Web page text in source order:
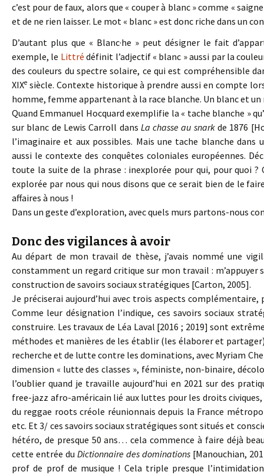
c’est pour de faux, alors que « couper à blanc » comme «
et de ne rien laisser. Le mot « blanc » est donc riche dans un
D’autant plus que « Blanc·he » peut désigner le fait
exemple, le Littré définit l’adjectif « blanc » aussi par la
des couleurs du spectre solaire, ce qui est compréhensible
XIXe siècle. Contexte historique à prendre aussi en compte
homme, femme appartenant à la race blanche. Un blanc et un
Quand Emmanuel Hocquard exemplifie la « tache blanche »
sur blanc de Lewis Carroll dans La chasse au snarkde 1876
l’imaginaire et aux possibles. Mais une tache blanche dans
aussi le contexte des conquêtes coloniales européennes.
toute la suite de la phrase : inexplorée pour qui, pour quoi ?
explorée par nous qui nous disons que ce serait bien de le
affaires à nous !
Dans un geste d’exploration, avec quels murs partons-nous
Donc des vigilances à avoir
Au départ de mon travail de thèse, j’avais nommé une
constamment un regard critique sur mon travail :
construction de savoirs sociaux stratégiques [Carton, 2005].
Je préciserai aujourd’hui avec trois aspects
Comme leur désignation l’indique, ces savoirs sociaux
construire. Les travaux de Léa Laval [2016 ; 2019] sont
méthodes et manières de les établir (les élaborer et
recherche et de lutte contre les dominations, avec Myriam
dimension « lutte des classes », féministe, non-binaire,
l’oublier quand je travaille aujourd’hui en 2021 sur des
free-jazz afro-américain lié aux luttes pour les droits
du reggae roots créole réunionnais depuis la France
etc. Et 3/ ces savoirs sociaux stratégiques sont situés et
hétéro, de presque 50 ans… cela commence à faire déjà
cette entrée du Dictionnaire des dominations [Manouchian,
prof de prof de musique ! Cela triple presque